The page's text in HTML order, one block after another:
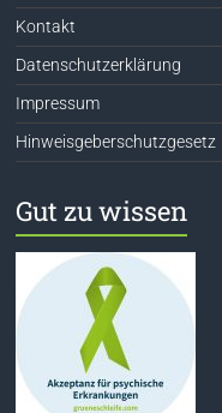
Kontakt
Datenschutzerklärung
Impressum
Hinweisgeberschutzgesetz
Gut zu wissen